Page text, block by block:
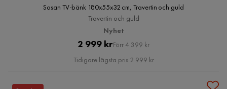
Sosan TV-bänk 180x55x32 cm, Travertin och guld
Travertin och guld
Nyhet
Pris
2 999 krOriginal
Pris
Förr 4 399 kr
Tidigare lägsta pris 2 999 kr